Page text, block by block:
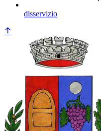
disservizio